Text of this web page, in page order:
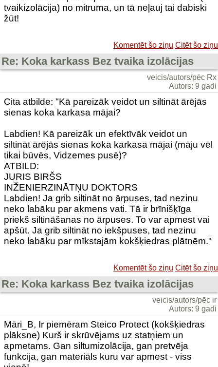
tvaikizolācija) no mitruma, un tā neļauj tai dabiski
žūt!
Komentēt šo ziņu Citēt šo ziņu
Re: Koka karkass Bez tvaika izolācijas
veicis/autors/pēc Rx
Autors: 9 gadi
Cita atbilde: "Kā pareizāk veidot un siltināt ārējās
sienas koka karkasa mājai?
Labdien! Kā pareizāk un efektīvāk veidot un
siltināt ārējās sienas koka karkasa mājai (māju vēl
tikai būvēs, Vidzemes pusē)?
ATBILD:
JURIS BIRŠS
INŽENIERZINĀTŅU DOKTORS
Labdien! Ja grib siltināt no ārpuses, tad nezinu
neko labāku par akmens vati. Tā ir brīnišķīga
priekš siltināšanas no ārpuses. To var apmest vai
apšūt. Ja grib siltināt no iekšpuses, tad nezinu
neko labāku par mīkstajām kokšķiedras plātnēm."
Komentēt šo ziņu Citēt šo ziņu
Re: Koka karkass Bez tvaika izolācijas
veicis/autors/pēc ir
Autors: 9 gadi
Māri_B, Ir piemēram Steico Protect (kokšķiedras
plāksne) Kurš ir skrūvējams uz statņiem un
apmetams. Gan siltumizolācija, gan pretvēja
funkcija, gan materiāls kuru var apmest - viss